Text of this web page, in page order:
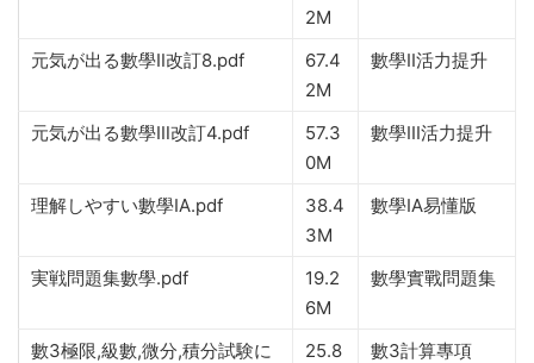
2M
元気が出る數學Ⅱ改訂8.pdf
67.4
2M
數學II活力提升
元気が出る數學Ⅲ改訂4.pdf
57.3
0M
數學III活力提升
理解しやすい數學IA.pdf
38.4
3M
數學IA易懂版
実戦問題集數學.pdf
19.2
6M
數學實戰問題集
數3極限,級數,微分,積分試験に
25.8
數3計算專項